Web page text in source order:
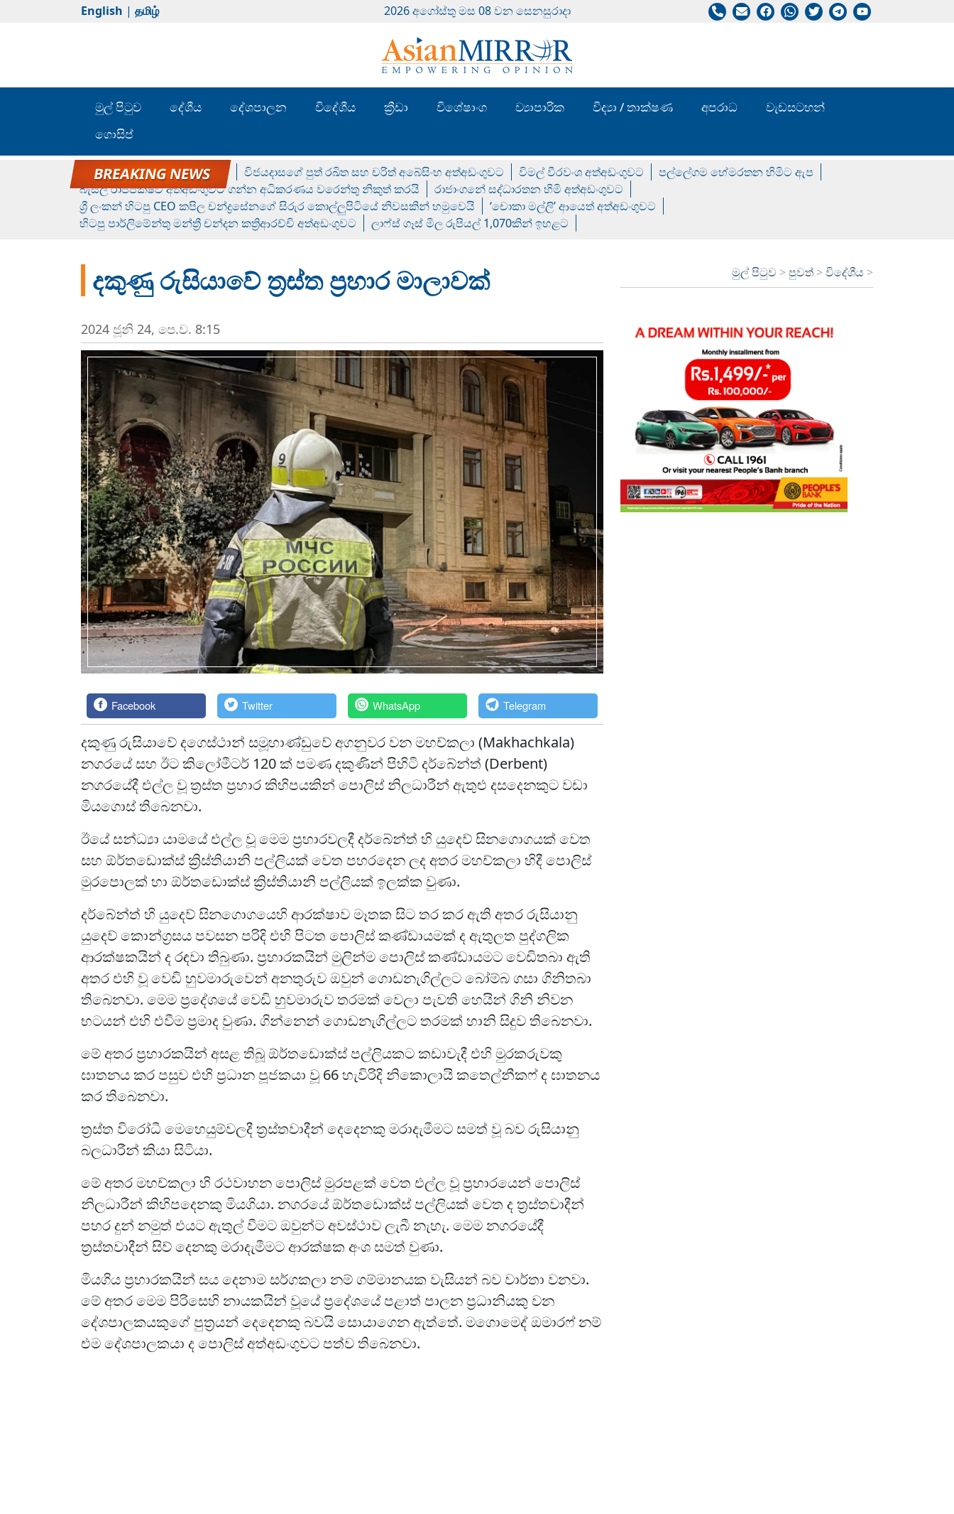
English | தமிழ் 2026 අගෝස්‍තු මස 08 වන සෙනසුරාදා
මුල් පිටුව දේශීය දේශපාලන විදේශීය ක්‍රීඩා විශේෂාංග ව්‍යාපාරික විද්‍යා / තාක්ෂණ අපරාධ
වැඩසටහන්
ගොසිප්
රන් ගෙනා රුමේෂ්ගේ හෙල්ලය විජයදාසගේ පුත් රඛිත සහ චරිත් අබේසිංහ අත්අඩංගුවට විමල් වීරවංශ අත්අඩංගුවට
පල්ලේගම හේමරතන හිමිට ඇප
බැසිල් රාජපක්ෂව අත්අඩංගුවට ගන්න අධිකරණය වරෙන්තු නිකුත් කරයි
රාජාංගනේ සද්ධාරතන හිමි අත්අඩංගුවට
ශ්‍රී ලංකන් හිටපු CEO කපිල චන්ද්‍රසේනගේ සිරුර කොල්ලුපිටියේ නිවසකින් හමුවෙයි
‘චොකා මල්ලි’ ආයෙත් අත්අඩංගුවට
හිටපු පාර්ලිමේන්තු මන්ත්‍රී චන්දන කත්‍රිආරච්චි අත්අඩංගුවට
ලාෆ්ස් ගෑස් මිල රුපියල් 1,070කින් ඉහළට
දකුණු රුසියාවේ ත්‍රස්ත ප්‍රහාර මාලාවක් මුල් පිටුව >පුවත් >විදේශීය >
2024 ජූනි 24, පෙ.ව. 8:15
Facebook Twitter WhatsApp Telegram
දකුණු රුසියාවේ දගෙස්ථාන් සමූහාණ්ඩුවේ අගනුවර වන මහච්කලා (Makhachkala)
නගරයේ සහ ඊට කිලෝමීටර් 120 ක් පමණ දකුණින් පිහිටි දර්බේන්ත් (Derbent)
නගරයේදී එල්ල වූ ත්‍රස්ත ප්‍රහාර කිහිපයකින් පොලිස් නිලධාරීන් ඇතුළු දසදෙනකුට වඩා
මියගොස් තිබෙනවා.
ඊයේ සන්ධ්‍යා යාමයේ එල්ල වූ මෙම ප්‍රහාරවලදී දර්බේන්ත් හි යුදෙව් සිනගොගයක් වෙත
සහ ඕර්තඩොක්ස් ක්‍රිස්තියානි පල්ලියක් වෙත පහරදෙන ලද අතර මහච්කලා හිදී පොලිස්
මුරපොලක් හා ඕර්තඩොක්ස් ක්‍රිස්තියානි පල්ලියක් ඉලක්ක වුණා.
දර්බේන්ත් හි යුදෙව් සිනගොගයෙහි ආරක්ෂාව මෑතක සිට තර කර ඇති අතර රුසියානු
යුදෙව් කොන්ග්‍රසය පවසන පරිදි එහි පිටත පොලිස් කණ්ඩායමක් ද ඇතුලත පුද්ගලික
ආරක්ෂකයින් ද රඳවා තිබුණා. ප්‍රහාරකයින් මුලින්ම පොලිස් කණ්ඩායමට වෙඩිතබා ඇති
අතර එහි වූ වෙඩි හුවමාරුවෙන් අනතුරුව ඔවුන් ගොඩනැගිල්ලට බෝම්බ ගසා ගිනිතබා
තිබෙනවා. මෙම ප්‍රදේශයේ වෙඩි හුවමාරුව තරමක් වෙලා පැවති හෙයින් ගිනි නිවන
භටයන් එහි එවීම ප්‍රමාද වුණා. ගින්නෙන් ගොඩනැගිල්ලට තරමක් හානි සිදුව තිබෙනවා.
මේ අතර ප්‍රහාරකයින් අසළ තිබූ ඕර්තඩොක්ස් පල්ලියකට කඩාවැදී එහි මුරකරුවකු
ඝාතනය කර පසුව එහි ප්‍රධාන පූජකයා වූ 66 හැවිරිදි නිකොලායි කතෙල්නීකෆ් ද ඝාතනය
කර තිබෙනවා.
ත්‍රස්ත විරෝධී මෙහෙයුම්වලදී ත්‍රස්තවාදීන් දෙදෙනකු මරාදැමීමට සමත් වූ බව රුසියානු
බලධාරීන් කියා සිටියා.
මේ අතර මහච්කලා හි රථවාහන පොලිස් මුරපළක් වෙත එල්ල වූ ප්‍රහාරයෙන් පොලිස්
නිලධාරීන් කිහිපදෙනකු මියගියා. නගරයේ ඕර්තඩොක්ස් පල්ලියක් වෙත ද ත්‍රස්තවාදීන්
පහර දුන් නමුත් එයට ඇතුල් වීමට ඔවුන්ට අවස්ථාව ලැබී නැහැ. මෙම නගරයේදී
ත්‍රස්තවාදීන් සිව් දෙනකු මරාදැමීමට ආරක්ෂක අංශ සමත් වුණා.
මියගිය ප්‍රහාරකයින් සය දෙනාම සර්ගකලා නම් ගම්මානයක වැසියන් බව වාර්තා වනවා.
මේ අතර මෙම පිරිසෙහි නායකයින් වූයේ ප්‍රදේශයේ පළාත් පාලන ප්‍රධානියකු වන
දේශපාලකයකුගේ පුත්‍රයන් දෙදෙනකු බවයි සොයාගෙන ඇත්තේ. මගොමෙද් ඔමාරෆ් නම්
එම දේශපාලකයා ද පොලිස් අත්අඩංගුවට පත්ව තිබෙනවා.